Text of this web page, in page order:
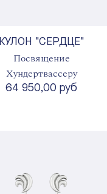
КУЛОН "СЕРДЦЕ"
Посвящение
Хундертвассеру
64 950,00 руб